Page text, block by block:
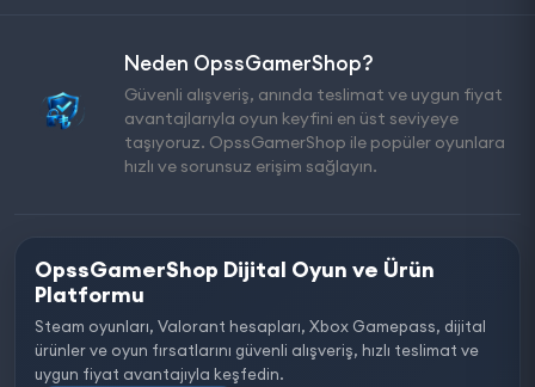
Neden OpssGamerShop?
Güvenli alışveriş, anında teslimat ve uygun fiyat
avantajlarıyla oyun keyfini en üst seviyeye
taşıyoruz. OpssGamerShop ile popüler oyunlara
hızlı ve sorunsuz erişim sağlayın.
OpssGamerShop Dijital Oyun ve Ürün
Platformu
Steam oyunları, Valorant hesapları, Xbox Gamepass, dijital
ürünler ve oyun fırsatlarını güvenli alışveriş, hızlı teslimat ve
uygun fiyat avantajıyla keşfedin.